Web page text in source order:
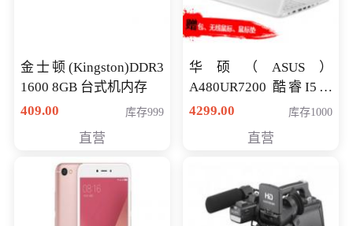
金士顿(Kingston)DDR3
1600 8GB 台式机内存
409.00
库存999
直营
华硕（ASUS）
A480UR7200 酷睿I5超
薄学生办公游戏独显笔
NV930-2G独
4299.00 库存1000
直营